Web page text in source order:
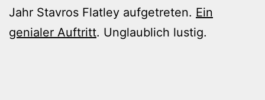
Jahr Stavros Flatley aufgetreten. Ein
genialer Auftritt. Unglaublich lustig.